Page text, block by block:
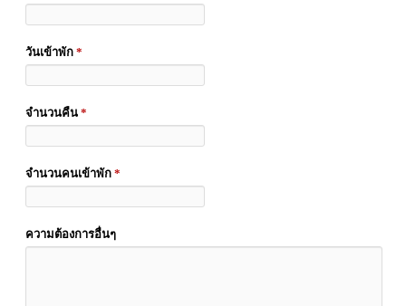
วันเข้าพัก *
จำนวนคืน *
จำนวนคนเข้าพัก *
ความต้องการอื่นๆ